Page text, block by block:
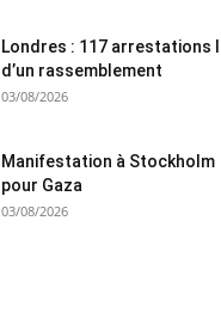
Londres : 117 arrestations
d’un rassemblement
03/08/2026
Manifestation à Stockholm
pour Gaza
03/08/2026